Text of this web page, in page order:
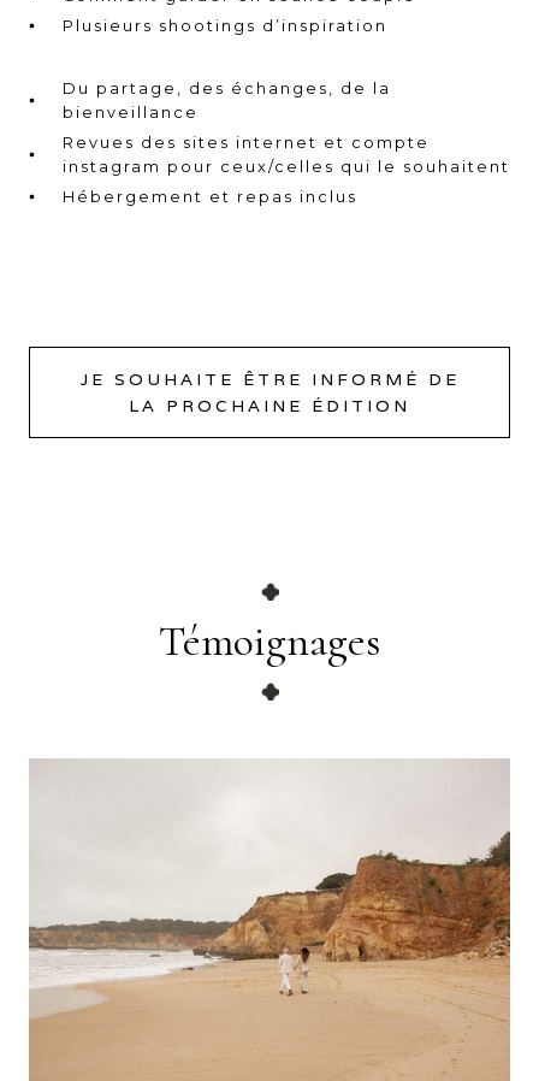
Plusieurs shootings d’inspiration
Du partage, des échanges, de la
bienveillance
Revues des sites internet et compte
instagram pour ceux/celles qui le souhaitent
Hébergement et repas inclus
JE SOUHAITE ÊTRE INFORMÉ DE
LA PROCHAINE ÉDITION
Témoignages